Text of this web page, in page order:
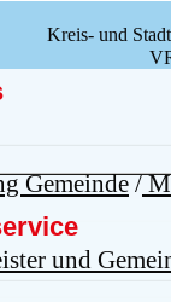
Gemeinde/
und
Kreis- und